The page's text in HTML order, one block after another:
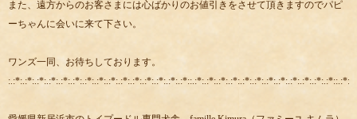
また、遠方からのお客さまには心ばかりのお値引きをさせて頂きますのでパピ
ーちゃんに会いに来て下さい。
ワンズ一同、お待ちしております。
:.:*:.:*:.:*:.:*:.:*:.:*:.:*:.:*:.:*:.:*:.:*:.:*:.:*:.:*:.:*::.:*:.:*:.:*:.:*:.:*:.:*:.:*:.:*:.:*:.:*:.:*:.:*::.:*:.: